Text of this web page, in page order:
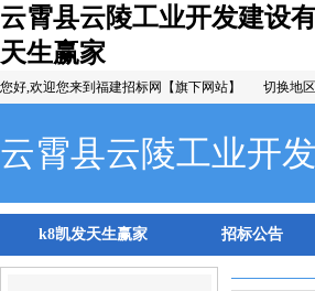
云霄县云陵工业开发建设
天生赢家
您好,欢迎您来到福建招标网【旗下网站】 切换地区
云霄县云陵工业开
k8凯发天生赢家 招标公告